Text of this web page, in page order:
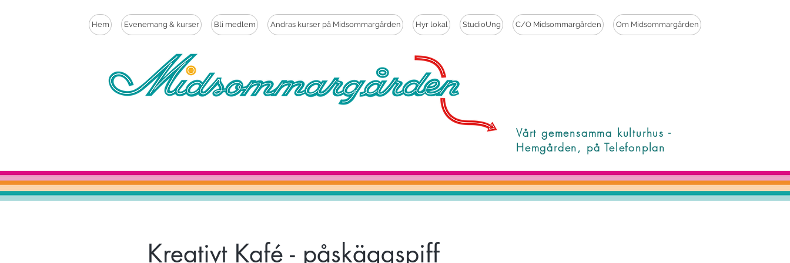
Hem Evenemang & kurser Bli medlem Andras kurser på Midsommargården Hyr lokal StudioUng C/O Midsommargården Om Midsommargården
Vårt gemensamma kulturhus -
Hemgården, på Telefonplan
Kreativt Kafé - påskäggspiff